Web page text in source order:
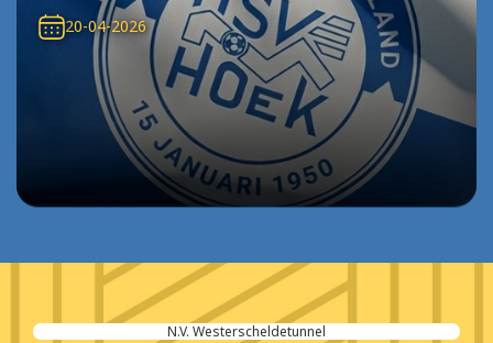
20-04-2026
N.V. Westerscheldetunnel